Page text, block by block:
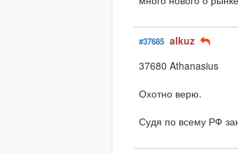
#37685 alkuz
37680 Athanasius
Охотно верю.
Судя по всему РФ